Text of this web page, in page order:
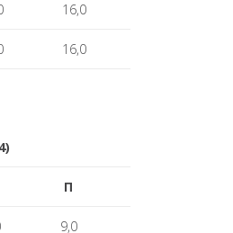
16,0
16,0
Π
9,0